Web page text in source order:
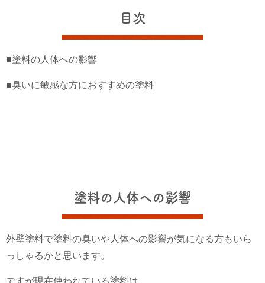
目次
■塗料の人体への影響
■臭いに敏感な方におすすめの塗料
塗料の人体への影響
外壁塗料で塗料の臭いや人体への影響が気になる方もいら
っしゃるかと思います。